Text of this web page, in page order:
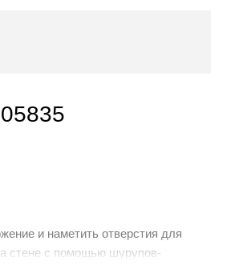
и наметить отверстия для
стене с помощью шурупов-